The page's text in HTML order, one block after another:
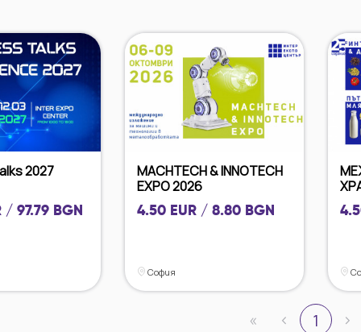
2027
/ 97.79 BGN
MACHTECH & INNOTECH
EXPO 2026
4.50 EUR / 8.80 BGN
София
« ‹ 1 ›